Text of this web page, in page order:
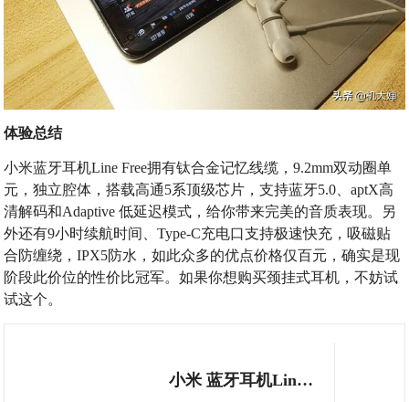
体验总结
小米蓝牙耳机Line Free拥有钛合金记忆线缆，9.2mm双动圈单
元，独立腔体，搭载高通5系顶级芯片，支持蓝牙5.0、aptX高
清解码和Adaptive 低延迟模式，给你带来完美的音质表现。另
外还有9小时续航时间、Type-C充电口支持极速快充，吸磁贴
合防缠绕，IPX5防水，如此众多的优点价格仅百元，确实是现
阶段此价位的性价比冠军。如果你想购买颈挂式耳机，不妨试
试这个。
小米 蓝牙耳机Line Free 黑色 项圈耳机 双动圈 蓝牙5.0 人体工学佩戴